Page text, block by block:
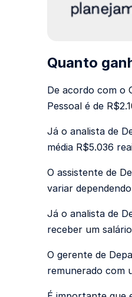
Quanto
De acordo com o
Pessoal é de
Já o analista de
média R$5.036
O assistente de
variar
Já o analista de
receber um
O gerente de
remunerado com